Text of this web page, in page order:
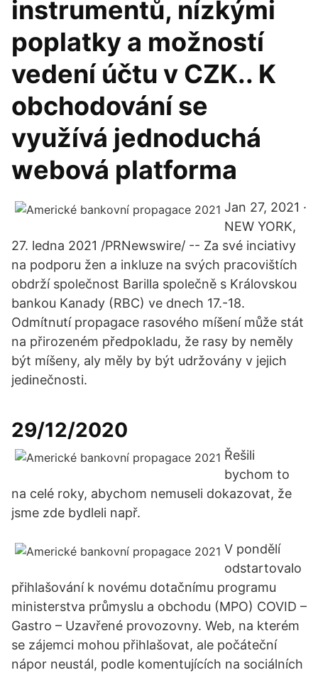
instrumentů, nízkými
poplatky a možností
vedení účtu v CZK.. K
obchodování se
využívá jednoduchá
webová platforma
Jan 27, 2021 ·
NEW YORK,
27. ledna 2021 /PRNewswire/ -- Za své inciativy
na podporu žen a inkluze na svých pracovištích
obdrží společnost Barilla společně s Královskou
bankou Kanady (RBC) ve dnech 17.-18.
Odmítnutí propagace rasového míšení může stát
na přirozeném předpokladu, že rasy by neměly
být míšeny, aly měly by být udržovány v jejich
jedinečnosti.
29/12/2020
Řešili
bychom to
na celé roky, abychom nemuseli dokazovat, že
jsme zde bydleli např.
V pondělí
odstartovalo
přihlašování k novému dotačnímu programu
ministerstva průmyslu a obchodu (MPO) COVID –
Gastro – Uzavřené provozovny. Web, na kterém
se zájemci mohou přihlašovat, ale počáteční
nápor neustál, podle komentujících na sociálních